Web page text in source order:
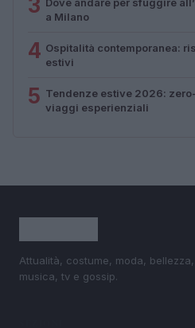
a Milano
4 Ospitalità contemporanea:
estivi
5 Tendenze estive 2026:
viaggi esperienziali
Attualità, costume, moda,
musica, tv e gossip.